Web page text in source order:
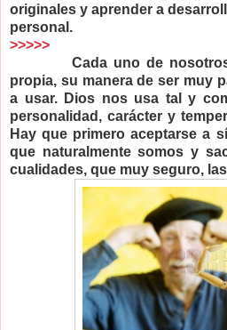
originales y aprender a
personal.
>>>>>
Cada uno de
propia, su manera de ser muy
a usar.
Dios nos usa tal y
personalidad, carácter y
Hay que primero aceptarse a
que naturalmente somos y
cualidades, que muy seguro,